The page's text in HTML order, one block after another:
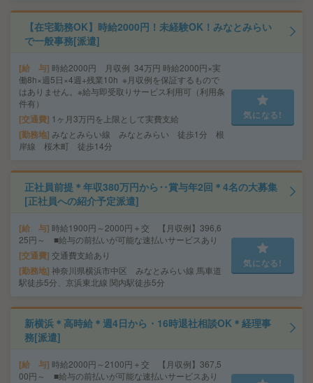
【在宅勤務OK】時給2000円！未経験OK！みなとみらい
で一般事務[派遣]
給 与 時給2000円 月収例 34万円 時給2000円×実
働8h×週5日×4週+残業10h ※月収例を保証するもので
はありません。※給与即受取りサービス利用可（利用条
件有）
交通費 1ヶ月3万円を上限として実費支給
勤務地 みなとみらい線 みなとみらい 徒歩1分 根
岸線 桜木町 徒歩14分
気になる!
正社員前提＊年収380万円から‥賞与年2回＊4名の大募集
[正社員への紹介予定派遣]
給 与 時給1900円～2000円＋交 【月収例】396,6
25円～ ■給与の前払いが可能な速払いサービスあり
交通費 交通費支給あり
勤務地 神奈川県横浜市中区 みなとみらい線 馬車道
駅徒歩5分、京浜東北線 関内駅徒歩5分
気になる!
新横浜＊高時給＊週4日から・16時退社相談OK＊経理事
務[派遣]
給 与 時給2000円～2100円＋交 【月収例】367,5
00円～ ■給与の前払いが可能な速払いサービスあり